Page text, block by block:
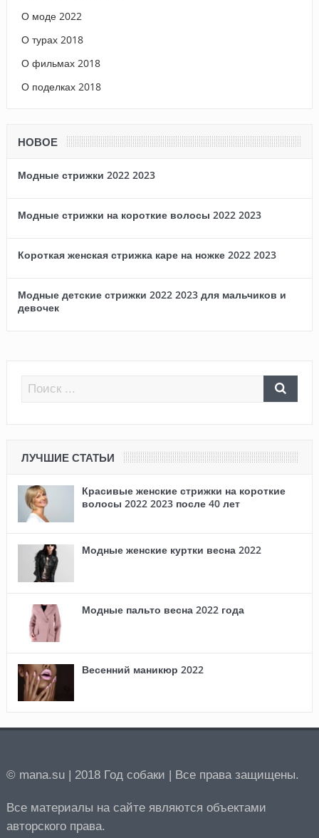
О моде 2022
О турах 2018
О фильмах 2018
О поделках 2018
НОВОЕ
Модные стрижки 2022 2023
Модные стрижки на короткие волосы 2022 2023
Короткая женская стрижка каре на ножке 2022 2023
Модные детские стрижки 2022 2023 для мальчиков и
девочек
ЛУЧШИЕ СТАТЬИ
Красивые женские стрижки на короткие
волосы 2022 2023 после 40 лет
Модные женские куртки весна 2022
Модные пальто весна 2022 года
Весенний маникюр 2022
© mana.su | 2018 Год собаки | Все права защищены.
Все материалы на сайте являются объектами
авторского права.